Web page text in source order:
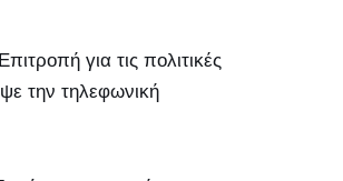
για τις πολιτικές
την τηλεφωνική